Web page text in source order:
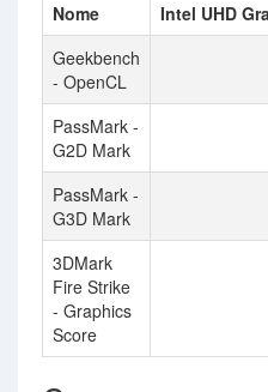
Nome Intel UHD
Geekbench
- OpenCL
PassMark -
G2D Mark
PassMark -
G3D Mark
3DMark
Fire Strike
- Graphics
Score